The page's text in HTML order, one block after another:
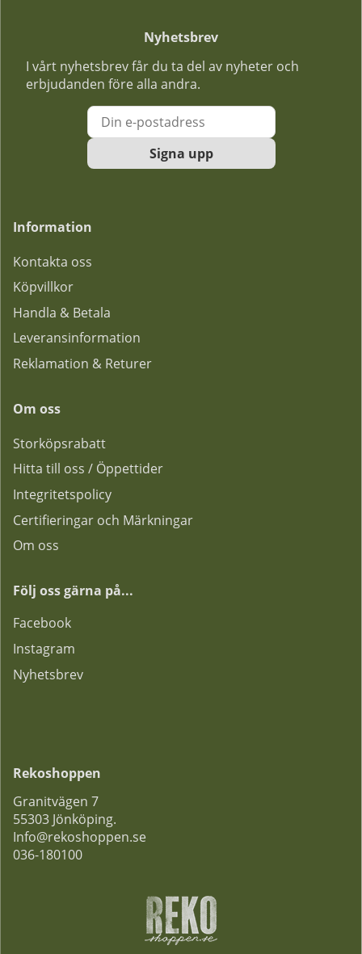
Nyhetsbrev
I vårt nyhetsbrev får du ta del av nyheter och
erbjudanden före alla andra.
Signa upp
Information
Kontakta oss
Köpvillkor
Handla & Betala
Leveransinformation
Reklamation & Returer
Om oss
Storköpsrabatt
Hitta till oss / Öppettider
Integritetspolicy
Certifieringar och Märkningar
Om oss
Följ oss gärna på...
Facebook
Instagram
Nyhetsbrev
Rekoshoppen
Granitvägen 7
55303 Jönköping.
Info@rekoshoppen.se
036-180100